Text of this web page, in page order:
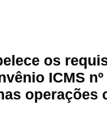
os
ICMS nº